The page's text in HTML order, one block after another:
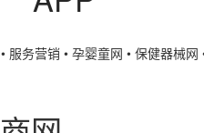
• 服务营销 • 孕婴童网 • 保健器械网